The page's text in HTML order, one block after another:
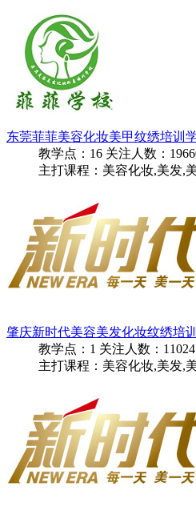
东莞菲菲美容化妆美甲纹绣培训
教学点： 16 关注人数：
主打课程：美容化妆,美发,
肇庆新时代美容美发化妆纹绣培
教学点： 1 关注人数： 11024
主打课程：美容化妆,美发,